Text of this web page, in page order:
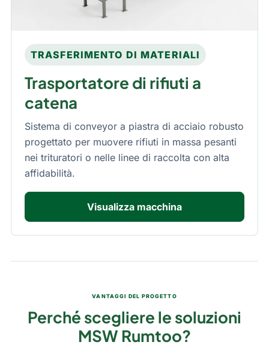
TRASFERIMENTO DI MATERIALI
Trasportatore di rifiuti a
catena
Sistema di conveyor a piastra di acciaio robusto
progettato per muovere rifiuti in massa pesanti
nei trituratori o nelle linee di raccolta con alta
affidabilità.
Visualizza macchina
VANTAGGI DEL PROGETTO
Perché scegliere le soluzioni
MSW Rumtoo?